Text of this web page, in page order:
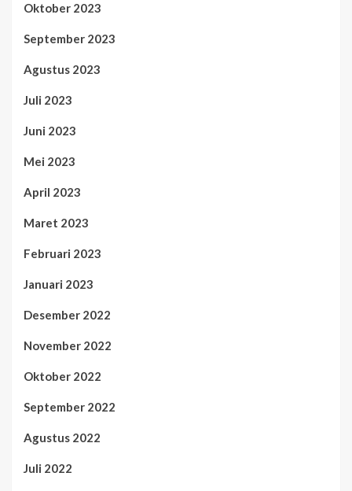
Oktober 2023
September 2023
Agustus 2023
Juli 2023
Juni 2023
Mei 2023
April 2023
Maret 2023
Februari 2023
Januari 2023
Desember 2022
November 2022
Oktober 2022
September 2022
Agustus 2022
Juli 2022